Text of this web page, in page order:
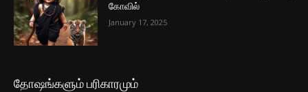
கோவில்
January 17, 2025
தோஷங்களும் பரிகாரமும்